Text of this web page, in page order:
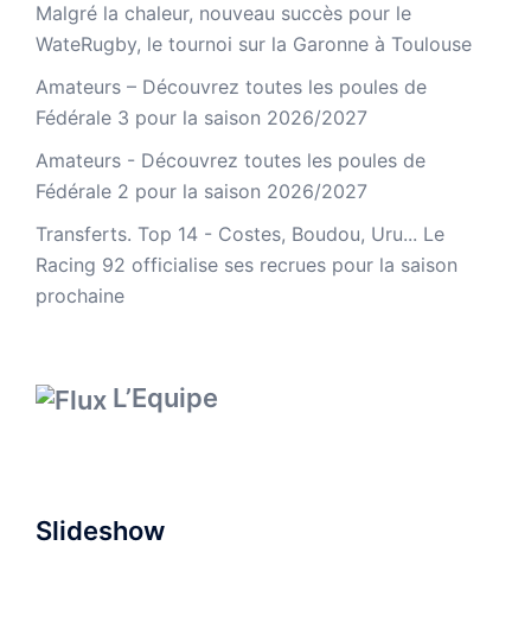
Malgré la chaleur, nouveau succès pour le
WateRugby, le tournoi sur la Garonne à Toulouse
Amateurs – Découvrez toutes les poules de
Fédérale 3 pour la saison 2026/2027
Amateurs - Découvrez toutes les poules de
Fédérale 2 pour la saison 2026/2027
Transferts. Top 14 - Costes, Boudou, Uru... Le
Racing 92 officialise ses recrues pour la saison
prochaine
L’Equipe
Slideshow